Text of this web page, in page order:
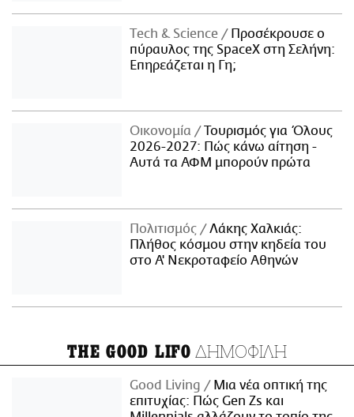
Τech & Science
Προσέκρουσε ο
πύραυλος της SpaceX στη Σελήνη:
Επηρεάζεται η Γη;
Οικονομία
Τουρισμός για Όλους
2026-2027: Πώς κάνω αίτηση -
Αυτά τα ΑΦΜ μπορούν πρώτα
Πολιτισμός
Λάκης Χαλκιάς:
Πλήθος κόσμου στην κηδεία του
στο Α' Νεκροταφείο Αθηνών
THE GOOD LIFO ΔΗΜΟΦΙΛΗ
Good Living
Μια νέα οπτική της
επιτυχίας: Πώς Gen Zs και